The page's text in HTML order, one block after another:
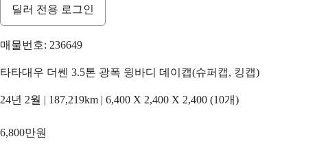
딜러 전용 로그인
매물번호: 236649
타타대우 더쎈 3.5톤 광폭 윙바디 데이캡(슈퍼캡, 킹캡)
24년 2월 | 187,219km | 6,400 X 2,400 X 2,400 (10개)
6,800만원